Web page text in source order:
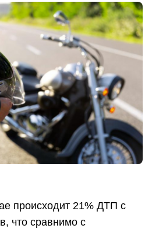
происходит 21% ДТП с
что сравнимо с